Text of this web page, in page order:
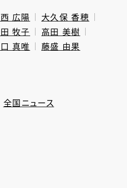
広陽
大久保 香穂
牧子
高田 美樹
真唯 藤盛 由果
全国ニュース